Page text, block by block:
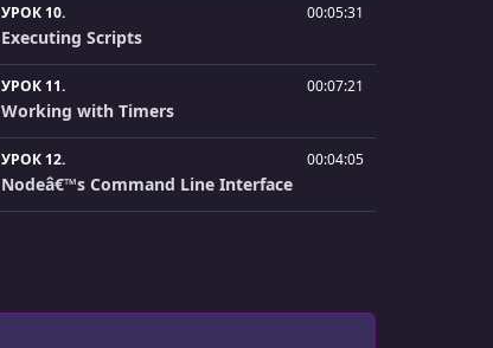
УРОК 10. 00:05:31
Executing Scripts
УРОК 11. 00:07:21
Working with Timers
УРОК 12. 00:04:05
Nodeâ€™s Command Line Interface